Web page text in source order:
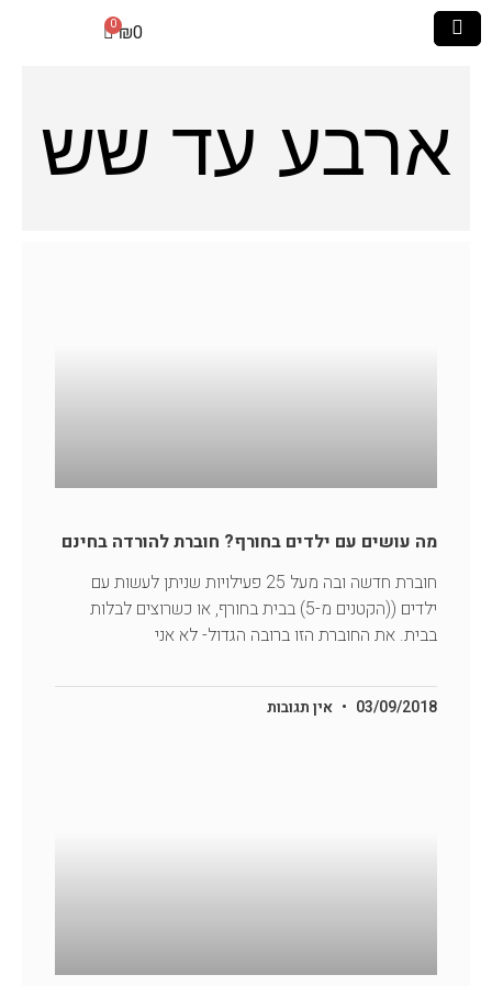
₪0
ארבע עד שש
מה עושים עם ילדים בחורף? חוברת להורדה בחינם
חוברת חדשה ובה מעל 25 פעילויות שניתן לעשות עם
ילדים ((הקטנים מ-5) בבית בחורף, או כשרוצים לבלות
בבית. את החוברת הזו ברובה הגדול- לא אני
03/09/2018 אין תגובות